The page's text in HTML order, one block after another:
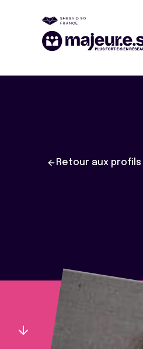
Retour aux profils